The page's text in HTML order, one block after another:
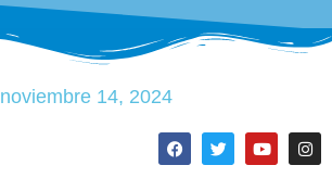
noviembre 14, 2024